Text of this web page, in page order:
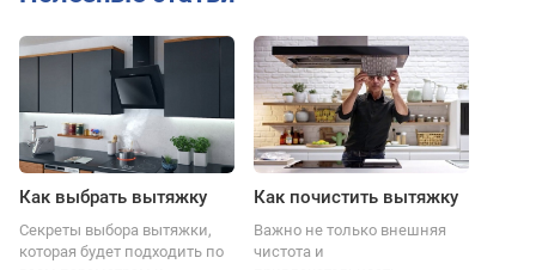
Как выбрать вытяжку
Секреты выбора вытяжки,
которая будет подходить по
Как почистить вытяжку
Важно не только внешняя
чистота и